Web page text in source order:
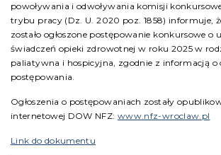
powoływania i odwoływania komisji
trybu pracy (Dz. U. 2020 poz. 1858) informuje,
zostało ogłoszone postępowanie konkursowe o
świadczeń opieki zdrowotnej w roku 2025 w
paliatywna i hospicyjna, zgodnie z informacją o
postępowania.
Ogłoszenia o postępowaniach zostały
internetowej DOW NFZ: www.nfz-wroclaw.pl
Link do dokumentu